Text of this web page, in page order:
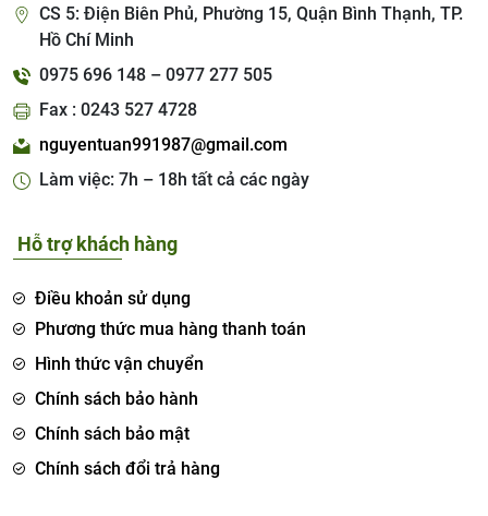
CS 5: Điện Biên Phủ, Phường 15, Quận Bình Thạnh, TP.
Hồ Chí Minh
0975 696 148 – 0977 277 505
Fax : 0243 527 4728
nguyentuan991987@gmail.com
Làm việc: 7h – 18h tất cả các ngày
Hỗ trợ khách hàng
Điều khoản sử dụng
Phương thức mua hàng thanh toán
Hình thức vận chuyển
Chính sách bảo hành
Chính sách bảo mật
Chính sách đổi trả hàng